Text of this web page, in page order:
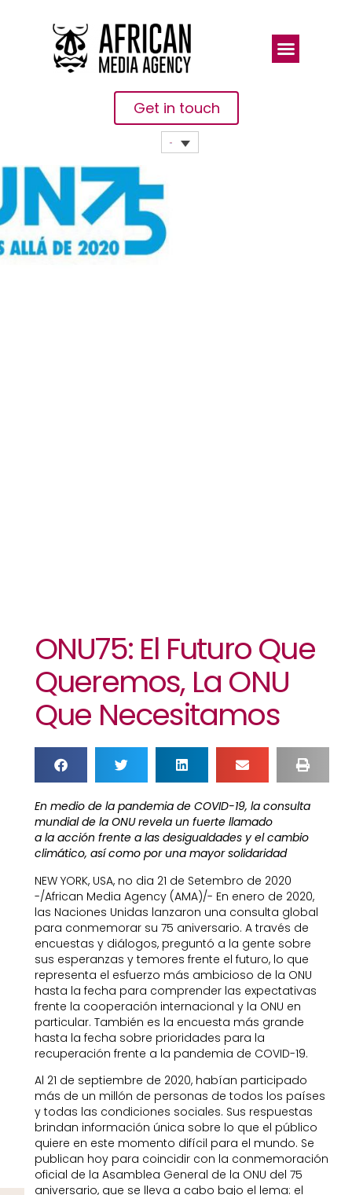
Get in touch
ONU75: El Futuro Que
Queremos, La ONU
Que Necesitamos
En medio de la pandemia de COVID-19, la consulta
mundial de la ONU revela un fuerte llamado
a la acción frente a las desigualdades y el cambio
climático, así como por una mayor solidaridad
NEW YORK, USA, no dia 21 de Setembro de 2020
-/African Media Agency (AMA)/- En enero de 2020,
las Naciones Unidas lanzaron una consulta global
para conmemorar su 75 aniversario. A través de
encuestas y diálogos, preguntó a la gente sobre
sus esperanzas y temores frente el futuro, lo que
representa el esfuerzo más ambicioso de la ONU
hasta la fecha para comprender las expectativas
frente la cooperación internacional y la ONU en
particular. También es la encuesta más grande
hasta la fecha sobre prioridades para la
recuperación frente a la pandemia de COVID-19.
Al 21 de septiembre de 2020, habían participado
más de un millón de personas de todos los países
y todas las condiciones sociales. Sus respuestas
brindan información única sobre lo que el público
quiere en este momento difícil para el mundo. Se
publican hoy para coincidir con la conmemoración
oficial de la Asamblea General de la ONU del 75
aniversario, que se lleva a cabo bajo el lema: el